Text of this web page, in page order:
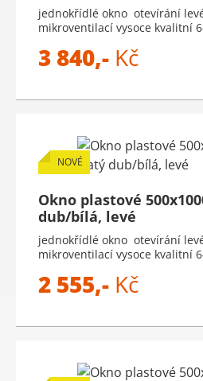
jednokřídlé okno otevírání
mikroventilací vysoce kvalitní
3 840,- Kč
NOVÉ
Okno plastové
dub/bílá, levé
jednokřídlé okno otevírání
mikroventilací vysoce kvalitní
2 555,- Kč